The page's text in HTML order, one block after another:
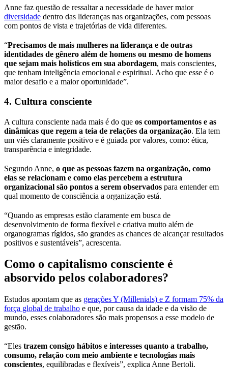
Anne faz questão de ressaltar a necessidade de haver maior
diversidade dentro das lideranças nas organizações, com pessoas
com pontos de vista e trajetórias de vida diferentes.
“Precisamos de mais mulheres na liderança e de outras
identidades de gênero além de homens ou mesmo de homens
que sejam mais holísticos em sua abordagem, mais conscientes,
que tenham inteligência emocional e espiritual. Acho que esse é o
maior desafio e a maior oportunidade”.
4. Cultura consciente
A cultura consciente nada mais é do que os comportamentos e as
dinâmicas que regem a teia de relações da organização. Ela tem
um viés claramente positivo e é guiada por valores, como: ética,
transparência e integridade.
Segundo Anne, o que as pessoas fazem na organização, como
elas se relacionam e como elas percebem a estrutura
organizacional são pontos a serem observados para entender em
qual momento de consciência a organização está.
“Quando as empresas estão claramente em busca de
desenvolvimento de forma flexível e criativa muito além de
organogramas rígidos, são grandes as chances de alcançar resultados
positivos e sustentáveis”, acrescenta.
Como o capitalismo consciente é
absorvido pelos colaboradores?
Estudos apontam que as gerações Y (Millenials) e Z formam 75% da
força global de trabalho e que, por causa da idade e da visão de
mundo, esses colaboradores são mais propensos a esse modelo de
gestão.
“Eles trazem consigo hábitos e interesses quanto a trabalho,
consumo, relação com meio ambiente e tecnologias mais
conscientes, equilibradas e flexíveis”, explica Anne Bertoli.